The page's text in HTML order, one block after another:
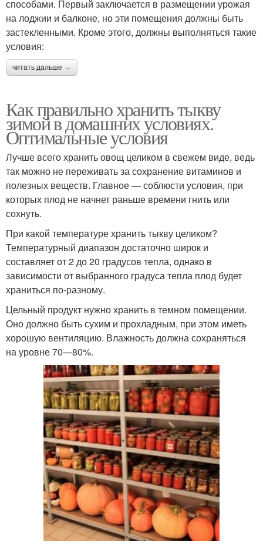
способами. Первый заключается в размещении урожая
на лоджии и балконе, но эти помещения должны быть
застекленными. Кроме этого, должны выполняться такие
условия:
читать дальше →
Как правильно хранить тыкву
зимой в домашних условиях.
Оптимальные условия
Лучше всего хранить овощ целиком в свежем виде, ведь
так можно не переживать за сохранение витаминов и
полезных веществ. Главное — соблюсти условия, при
которых плод не начнет раньше времени гнить или
сохнуть.
При какой температуре хранить тыкву целиком?
Температурный диапазон достаточно широк и
составляет от 2 до 20 градусов тепла, однако в
зависимости от выбранного градуса тепла плод будет
храниться по-разному.
Цельный продукт нужно хранить в темном помещении.
Оно должно быть сухим и прохладным, при этом иметь
хорошую вентиляцию. Влажность должна сохраняться
на уровне 70—80%.